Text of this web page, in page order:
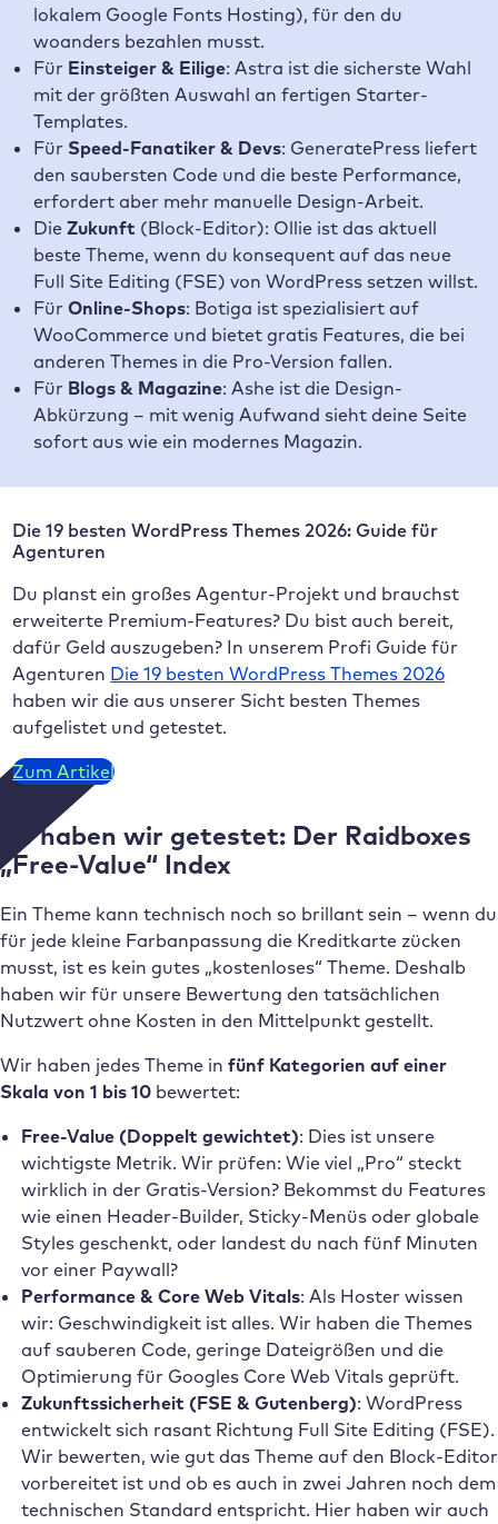
lokalem Google Fonts Hosting), für den du
woanders bezahlen musst.
Für Einsteiger & Eilige: Astra ist die sicherste Wahl
mit der größten Auswahl an fertigen Starter-
Templates.
Für Speed-Fanatiker & Devs: GeneratePress liefert
den saubersten Code und die beste Performance,
erfordert aber mehr manuelle Design-Arbeit.
Die Zukunft (Block-Editor): Ollie ist das aktuell
beste Theme, wenn du konsequent auf das neue
Full Site Editing (FSE) von WordPress setzen willst.
Für Online-Shops: Botiga ist spezialisiert auf
WooCommerce und bietet gratis Features, die bei
anderen Themes in die Pro-Version fallen.
Für Blogs & Magazine: Ashe ist die Design-
Abkürzung – mit wenig Aufwand sieht deine Seite
sofort aus wie ein modernes Magazin.
Die 19 besten WordPress Themes 2026: Guide für
Agenturen
Du planst ein großes Agentur-Projekt und brauchst
erweiterte Premium-Features? Du bist auch bereit,
dafür Geld auszugeben? In unserem Profi Guide für
Agenturen Die 19 besten WordPress Themes 2026
haben wir die aus unserer Sicht besten Themes
aufgelistet und getestet.
Zum Artikel
So haben wir getestet: Der Raidboxes
„Free-Value“ Index
Ein Theme kann technisch noch so brillant sein – wenn du
für jede kleine Farbanpassung die Kreditkarte zücken
musst, ist es kein gutes „kostenloses“ Theme. Deshalb
haben wir für unsere Bewertung den tatsächlichen
Nutzwert ohne Kosten in den Mittelpunkt gestellt.
Wir haben jedes Theme in fünf Kategorien auf einer
Skala von 1 bis 10 bewertet:
Free-Value (Doppelt gewichtet): Dies ist unsere
wichtigste Metrik. Wir prüfen: Wie viel „Pro“ steckt
wirklich in der Gratis-Version? Bekommst du Features
wie einen Header-Builder, Sticky-Menüs oder globale
Styles geschenkt, oder landest du nach fünf Minuten
vor einer Paywall?
Performance & Core Web Vitals: Als Hoster wissen
wir: Geschwindigkeit ist alles. Wir haben die Themes
auf sauberen Code, geringe Dateigrößen und die
Optimierung für Googles Core Web Vitals geprüft.
Zukunftssicherheit (FSE & Gutenberg): WordPress
entwickelt sich rasant Richtung Full Site Editing (FSE).
Wir bewerten, wie gut das Theme auf den Block-Editor
vorbereitet ist und ob es auch in zwei Jahren noch dem
technischen Standard entspricht. Hier haben wir auch